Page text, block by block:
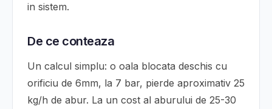
in sistem.
De ce conteaza
Un calcul simplu: o oala blocata deschis cu
orificiu de 6mm, la 7 bar, pierde aproximativ 25
kg/h de abur. La un cost al aburului de 25-30